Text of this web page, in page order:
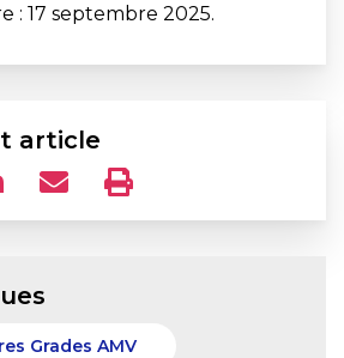
: 17 septembre 2025.
article
Grades AMV